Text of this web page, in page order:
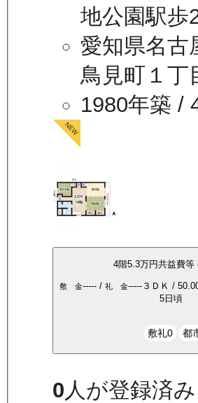
地公園駅歩
愛知県名古
鳥見町１丁
1980年築 /
4階5.3万円共益費等
敷 金----- / 礼 金----- ３ＤＫ /
5日頃
敷礼0 都
0 人が登録済み